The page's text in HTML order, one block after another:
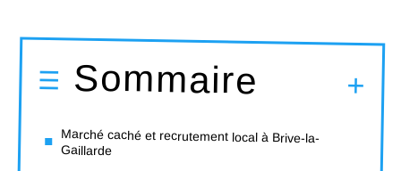
Sommaire
Marché caché et recrutement local à Brive-la-
Gaillarde